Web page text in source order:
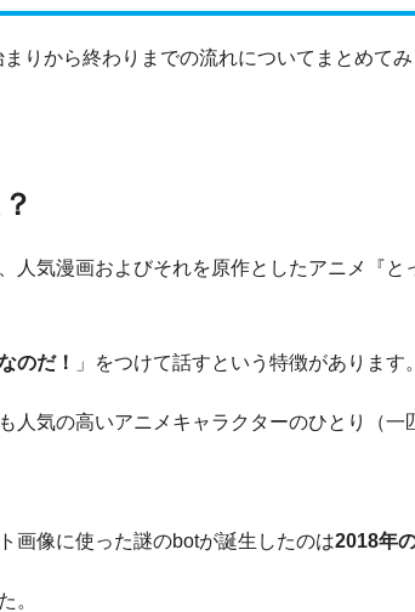
りから終わりまでの流れについてまとめてみ
人気漫画およびそれを原作としたアニメ『
のだ！ 」をつけて話すという特徴があります。
人気の高いアニメキャラクターのひとり（一
画像に使った謎のbotが誕生したのは2018年
。